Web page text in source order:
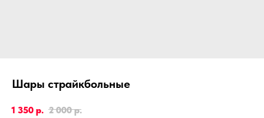
Шары страйкбольные
1 350 р. 2 000 р.